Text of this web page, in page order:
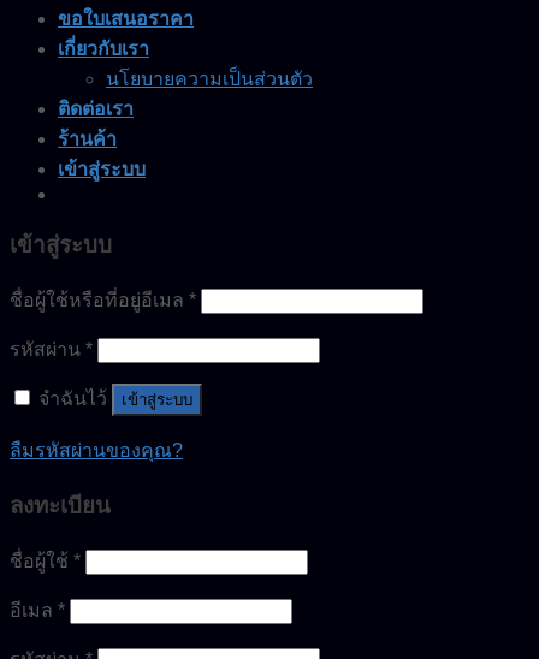
ขอใบเสนอราคา
เกี่ยวกับเรา
นโยบายความเป็นส่วนตัว
ติดต่อเรา
ร้านค้า
เข้าสู่ระบบ
เข้าสู่ระบบ
ชื่อผู้ใช้หรือที่อยู่อีเมล *
รหัสผ่าน *
จำฉันไว้ เข้าสู่ระบบ
ลืมรหัสผ่านของคุณ?
ลงทะเบียน
ชื่อผู้ใช้ *
อีเมล *